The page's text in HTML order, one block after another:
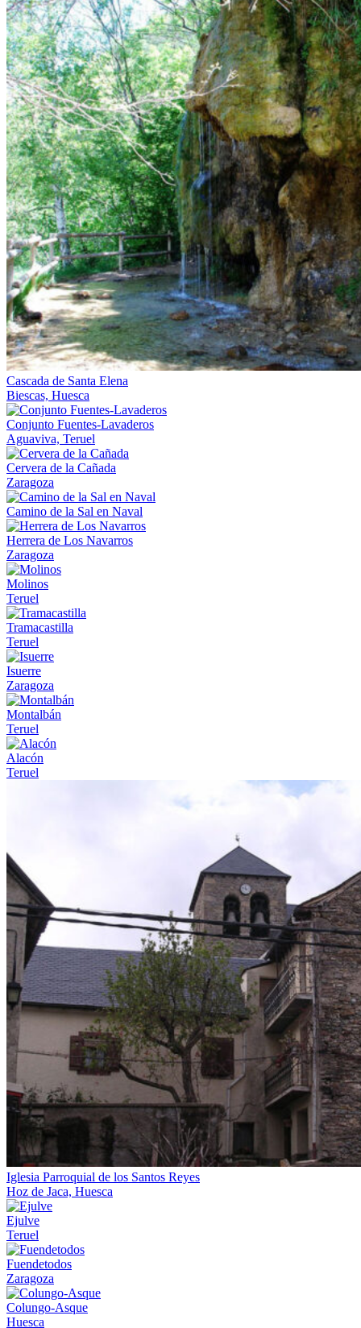
Cascada de Santa Elena
Biescas, Huesca
Conjunto Fuentes-Lavaderos
Aguaviva, Teruel
Cervera de la Cañada
Zaragoza
Camino de la Sal en Naval
Herrera de Los Navarros
Zaragoza
Molinos
Teruel
Tramacastilla
Teruel
Isuerre
Zaragoza
Montalbán
Teruel
Alacón
Teruel
Iglesia Parroquial de los Santos Reyes
Hoz de Jaca, Huesca
Ejulve
Teruel
Fuendetodos
Zaragoza
Colungo-Asque
Huesca